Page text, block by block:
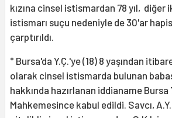
kızına cinsel istismardan 78 yıl, diğer
istismarı suçu nedeniyle de 30'ar
çarptırıldı.
* Bursa'da Y.Ç.'ye (18) 8 yaşından
olarak cinsel istismarda bulunan
hakkında hazırlanan iddianame Bursa
Mahkemesince kabul edildi. Savcı,